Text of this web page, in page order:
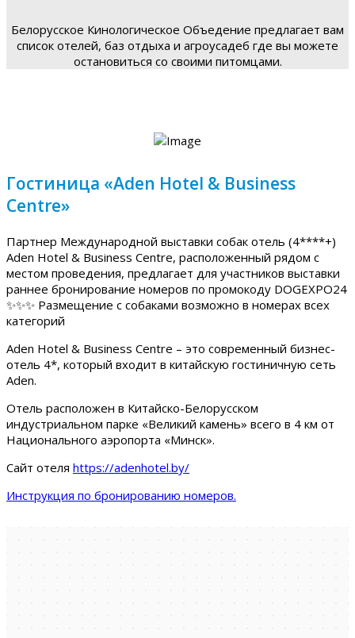
Белорусское Кинологическое Объедение предлагает вам
список отелей, баз отдыха и агроусадеб где вы можете
остановиться со своими питомцами.
Гостиница «Aden Hotel & Business
Centre»
Партнер Международной выставки собак отель (4****+)
Aden Hotel & Business Centre, расположенный рядом с
местом проведения, предлагает для участников выставки
раннее бронирование номеров по промокоду DOGEXPO24
✨✨✨ Размещение с собаками возможно в номерах всех
категорий
Aden Hotel & Business Centre – это современный бизнес-
отель 4*, который входит в китайскую гостиничную сеть
Aden.
Отель расположен в Китайско-Белорусском
индустриальном парке «Великий камень» всего в 4 км от
Национального аэропорта «Минск».
Сайт отеля https://adenhotel.by/
Инструкция по бронированию номеров.